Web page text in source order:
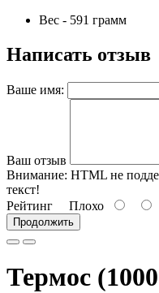
Вес - 591 грамм
Написать отзыв
Ваше имя:
Ваш отзыв
Внимание: HTML не
текст!
Рейтинг Плохо
Продолжить
Термос